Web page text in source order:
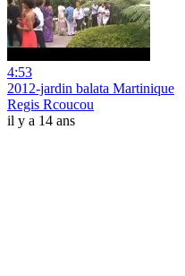
4:53
2012-jardin balata Martinique
Regis Rcoucou
il y a 14 ans